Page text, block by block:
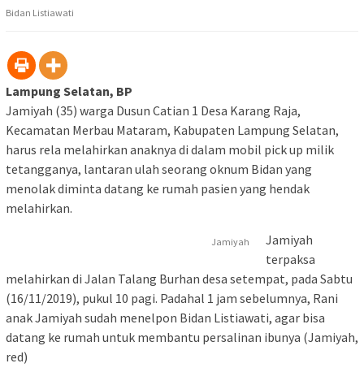
Bidan Listiawati
Lampung Selatan, BP
Jamiyah (35) warga Dusun Catian 1 Desa Karang Raja,
Kecamatan Merbau Mataram, Kabupaten Lampung Selatan,
harus rela melahirkan anaknya di dalam mobil pick up milik
tetangganya, lantaran ulah seorang oknum Bidan yang
menolak diminta datang ke rumah pasien yang hendak
melahirkan.
Jamiyah
Jamiyah
terpaksa
melahirkan di Jalan Talang Burhan desa setempat, pada Sabtu
(16/11/2019), pukul 10 pagi. Padahal 1 jam sebelumnya, Rani
anak Jamiyah sudah menelpon Bidan Listiawati, agar bisa
datang ke rumah untuk membantu persalinan ibunya (Jamiyah,
red)